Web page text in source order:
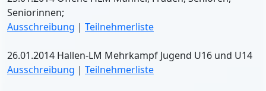
Seniorinnen;
Ausschreibung | Teilnehmerliste
26.01.2014 Hallen-LM Mehrkampf Jugend U16 und U14
Ausschreibung | Teilnehmerliste